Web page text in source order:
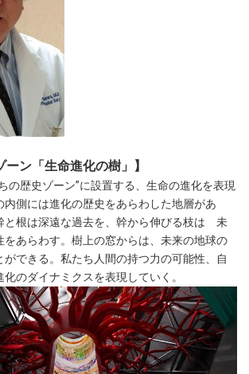
ーン「生命進化の樹」】
の歴史ゾーン”に設置する、生命の進化を表現
内側には進化の歴史をあらわした地層があ
と根は深遠な過去を、幹から伸びる枝は 未
をあらわす。樹上の窓からは、未来の地球の
ができる。私たち人間の持つ力の可能性、自
のダイナミクスを表現していく。